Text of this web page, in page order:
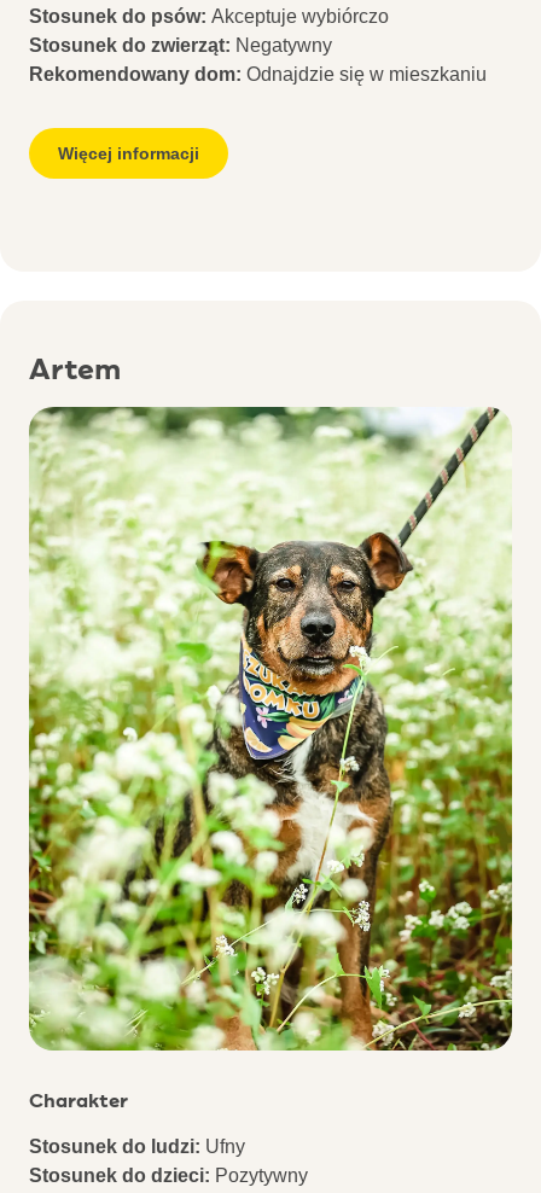
Stosunek do psów: Akceptuje wybiórczo
Stosunek do zwierząt: Negatywny
Rekomendowany dom: Odnajdzie się w mieszkaniu
Więcej informacji
Artem
Charakter
Stosunek do ludzi: Ufny
Stosunek do dzieci: Pozytywny